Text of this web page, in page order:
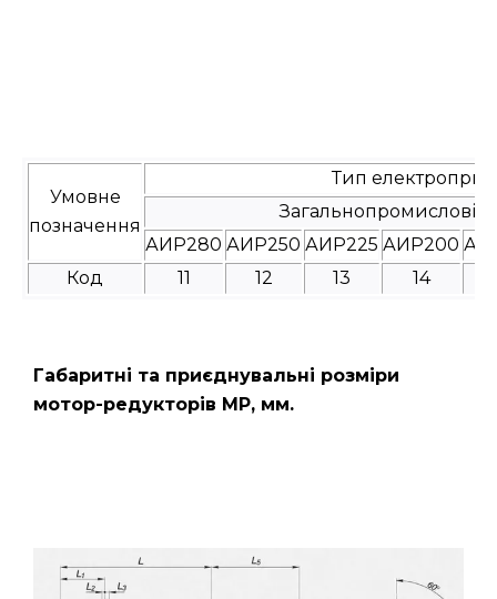
Умовне
позначення
Тип
Загальнопромислові
АИР280 АИР250 АИР225 АИР200
Код
11 12 13 14
Габаритні та приєднувальні розміри
мотор-редукторів МР, мм.